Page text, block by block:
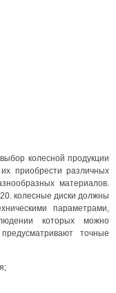
колесной продукции
приобрести различных
материалов.
колесные диски должны
параметрами,
которых можно
точные